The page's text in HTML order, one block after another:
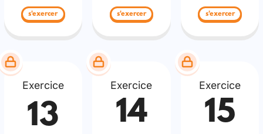
s'exercer s'exercer s'exercer
Exercice
13
Exercice
14
Exercice
15